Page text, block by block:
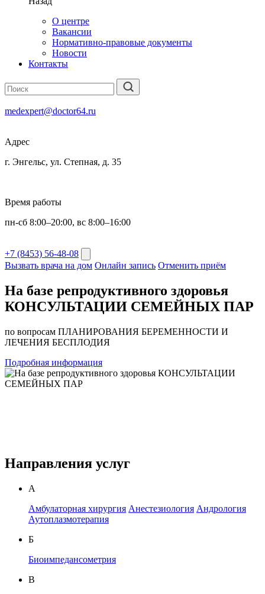
О центре
Вакансии
Нормативно-правовые документы
Новости
Контакты
medexpert@doctor64.ru
Адрес
г. Энгельс, ул. Степная, д. 35
Время работы
пн-сб 8:00–20:00, вс 8:00–16:00
+7 (8453) 56-48-08
Вызвать врача на дом Онлайн запись Отменить приём
На базе репродуктивного здоровья
КОНСУЛЬТАЦИИ СЕМЕЙНЫХ ПАР
по вопросам ПЛАНИРОВАНИЯ БЕРЕМЕННОСТИ И
ЛЕЧЕНИЯ БЕСПЛОДИЯ
Подробная информация
Направления услуг
А
Амбулаторная хирургия Анестезиология Андрология
Аутоплазмотерапия
Б
Биоимпедансометрия
В